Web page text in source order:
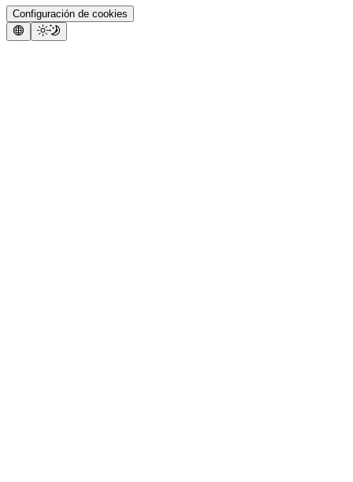
Configuración de cookies